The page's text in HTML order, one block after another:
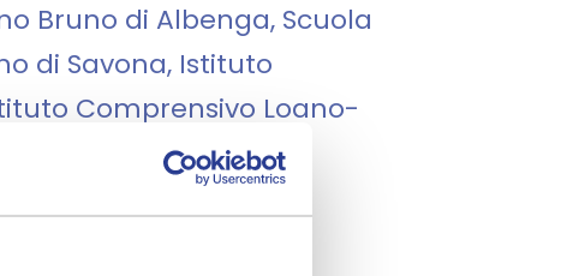
Bruno di Albenga, Scuola
di Savona, Istituto
Comprensivo Loano-
Albisola Marina,